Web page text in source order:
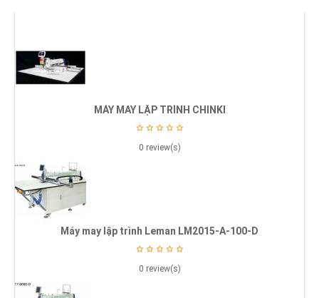
MÁY MAY LẬP TRÌNH CHINKI
0 review(s)
Máy may lập trình Leman LM2015-A-100-D
0 review(s)